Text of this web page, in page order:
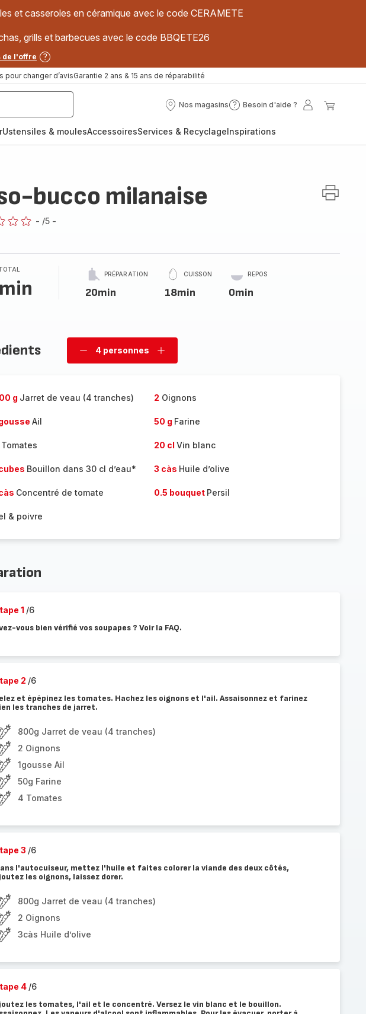
et casseroles en céramique avec le code CERAMETE
grills et barbecues avec le code BBQETE26
de l'offre
pour changer d’avisGarantie 2 ans & 15 ans de réparabilité
Nos magasins
Nos
Besoin d'aide ?
Besoin
?
Mon
Ustensiles & moulesAccessoiresServices & RecyclageInspirations
bucco milanaise
- /5 -
PRÉPARATION
20min
CUISSON
18min
REPOS
0min
Supprimer
4 personnes
Ajouter
g Jarret de veau (4 tranches) 2 Oignons
Ail 50 g Farine
20 cl Vin blanc
Bouillon dans 30 cl d’eau* 3 càs Huile d’olive
Concentré de tomate 0.5 bouquet Persil
& poivre
1 /6
vous bien vérifié vos soupapes ? Voir la FAQ.
2 /6
et épépinez les tomates. Hachez les oignons et l'ail. Assaisonnez et farinez
les tranches de jarret.
800g Jarret de veau (4 tranches)
2 Oignons
1gousse Ail
50g Farine
4 Tomates
3 /6
l'autocuiseur, mettez l'huile et faites colorer la viande des deux côtés,
les oignons, laissez dorer.
800g Jarret de veau (4 tranches)
2 Oignons
3càs Huile d’olive
4 /6
les tomates, l'ail et le concentré. Versez le vin blanc et le bouillon.